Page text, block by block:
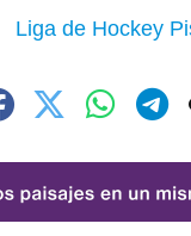
Liga de Hockey